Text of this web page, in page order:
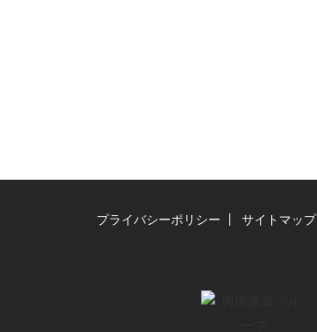
プライバシーポリシー サイトマップ